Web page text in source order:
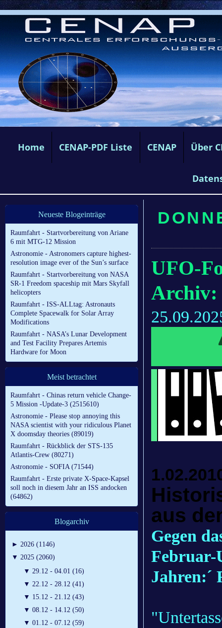
Home CENAP-PDF Liste CENAP Über
Neueste Blogeinträge
Raumfahrt - Startvorbereitung von Ariane
6 mit MTG-12 Mission
Astronomie - Astronomers capture highest-
resolution image ever of the Sun’s surface
Raumfahrt - Startvorbereitung von NASA
SR-1 Freedom spaceship mit Mars Skyfall
helicopters
Raumfahrt - ISS-ALLtag: Astronauts
Complete Spacewalk for Solar Array
Modifications
Raumfahrt - NASA’s Lunar Development
and Test Facility Prepares Artemis
Hardware for Moon
Meist betrachtet
Raumfahrt - Chinas return vehicle Change-
5 Mission -Update-3 (2515610)
Astronomie - Please stop annoying this
NASA scientist with your ridiculous Planet
X doomsday theories (89019)
Raumfahrt - Rückblick der STS-135
Atlantis-Crew (80271)
Astronomie - SOFIA (71544)
Raumfahrt - Erste private X-Space-Kapsel
soll noch in diesem Jahr an ISS andocken
(64862)
Blogarchiv
► 2026 (1146)
▼ 2025 (2060)
▼ 29.12 - 04.01 (16)
▼ 22.12 - 28.12 (41)
▼ 15.12 - 21.12 (43)
▼ 08.12 - 14.12 (50)
▼ 01.12 - 07.12 (59)
UFO-
Archiv:
aus
Gegen
Februar-
Jahren:´